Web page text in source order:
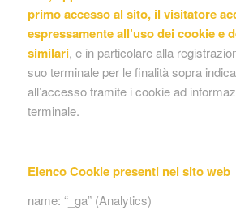
primo accesso al sito, il visitatore
espressamente all’uso dei cookie e
similari, e in particolare alla
suo terminale per le finalità sopra
all’accesso tramite i cookie ad
terminale.
Elenco Cookie presenti nel sito web
name: “_ga” (Analytics)